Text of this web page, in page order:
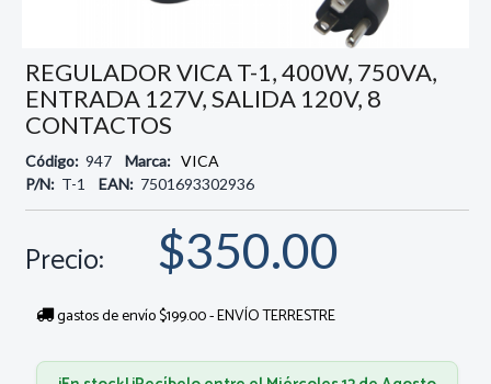
REGULADOR VICA T-1, 400W, 750VA,
ENTRADA 127V, SALIDA 120V, 8
CONTACTOS
Código: 947 Marca: VICA
P/N: T-1 EAN: 7501693302936
Precio: $350.00
gastos de envío $199.00 - ENVÍO TERRESTRE